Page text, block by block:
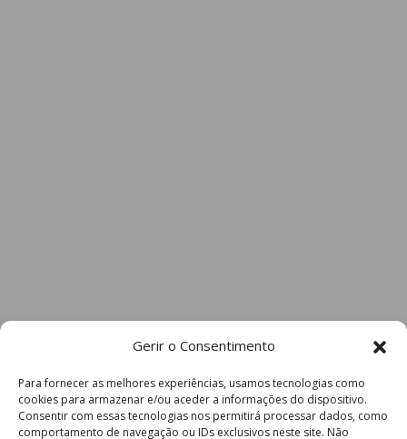
Gerir o Consentimento
Para fornecer as melhores experiências, usamos tecnologias como
cookies para armazenar e/ou aceder a informações do dispositivo.
Consentir com essas tecnologias nos permitirá processar dados, como
comportamento de navegação ou IDs exclusivos neste site. Não